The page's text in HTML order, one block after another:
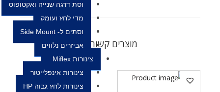
וסת דרגה שנייה ואקטופוס
מדי לחץ ועומק
וסתים ל- Side Mount
אביזרים נלווים
צינורות Miflex
צינורות אינפלייטור
צינורות לחץ גבוה HP
מוצרים קשורים